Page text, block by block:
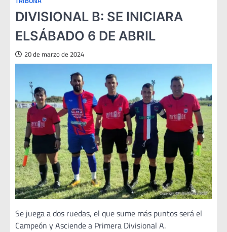
DIVISIONAL B: SE INICIARA
ELSÁBADO 6 DE ABRIL
20 de marzo de 2024
Se juega a dos ruedas, el que sume más puntos será el
Campeón y Asciende a Primera Divisional A.